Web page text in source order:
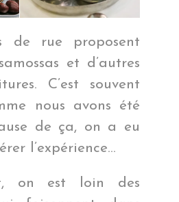
de rue proposent
et d’autres
C’est souvent
nous avons été
de ça, on a eu
l’expérience…
on est loin des